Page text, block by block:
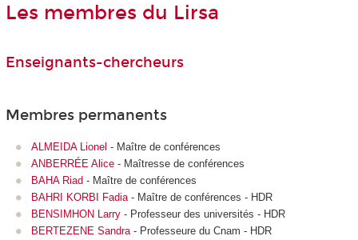
Les membres du Lirsa
Enseignants-chercheurs
Membres permanents
ALMEIDA Lionel - Maître de conférences
ANBERRÉE Alice - Maîtresse de conférences
BAHA Riad - Maître de conférences
BAHRI KORBI Fadia - Maître de conférences - HDR
BENSIMHON Larry - Professeur des universités - HDR
BERTEZENE Sandra - Professeure du Cnam - HDR